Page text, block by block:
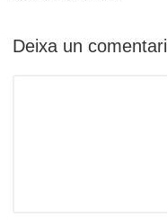
Deixa un comentari